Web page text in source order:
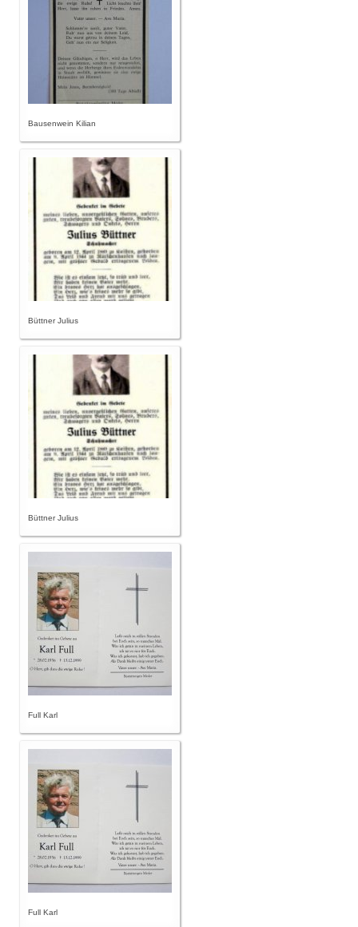
Bausenwein Kilian
Büttner Julius
Büttner Julius
Full Karl
Full Karl